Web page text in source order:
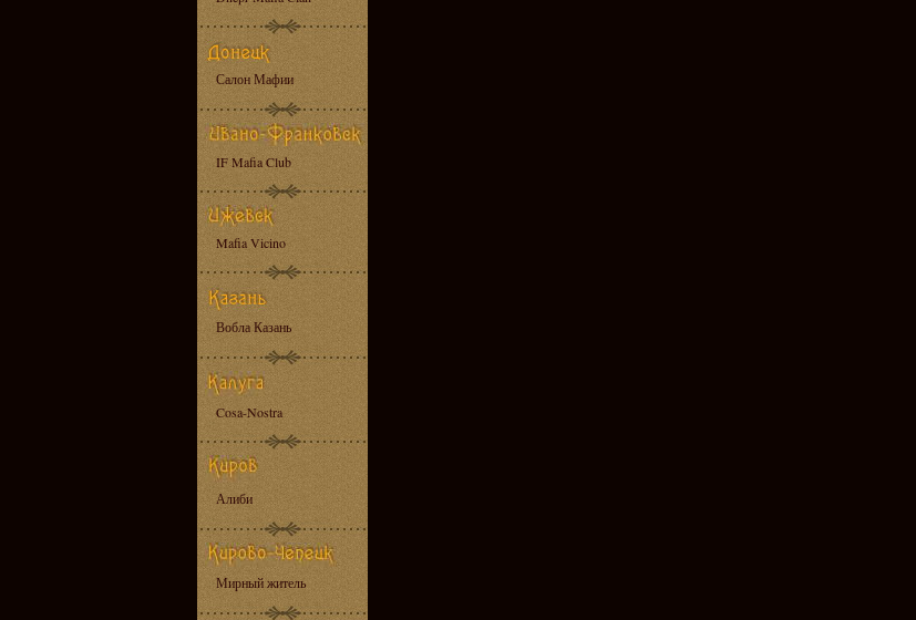
Салон Мафии
IF Mafia Club
Mafia Vicino
Вобла Казань
Cosa-Nostra
Алиби
Мирный житель